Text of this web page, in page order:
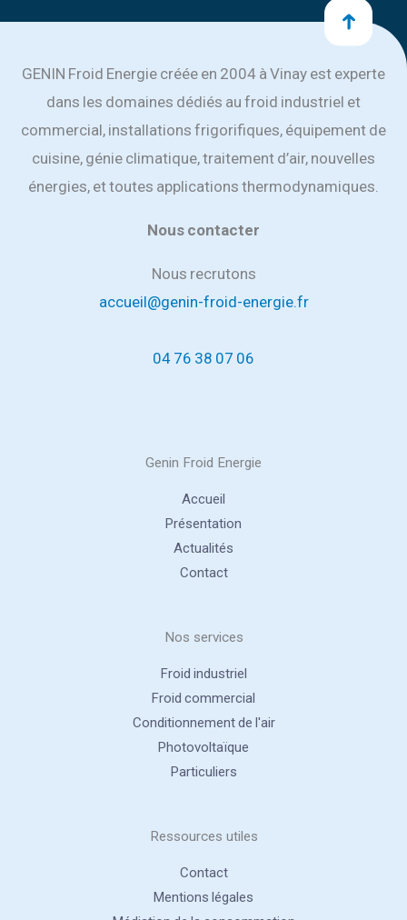
GENIN Froid Energie créée en 2004 à Vinay est experte
dans les domaines dédiés au froid industriel et
commercial, installations frigorifiques, équipement de
cuisine, génie climatique, traitement d’air, nouvelles
énergies, et toutes applications thermodynamiques.
Nous contacter
Nous recrutons
accueil@genin-froid-energie.fr
04 76 38 07 06
Genin Froid Energie
Accueil
Présentation
Actualités
Contact
Nos services
Froid industriel
Froid commercial
Conditionnement de l'air
Photovoltaïque
Particuliers
Ressources utiles
Contact
Mentions légales